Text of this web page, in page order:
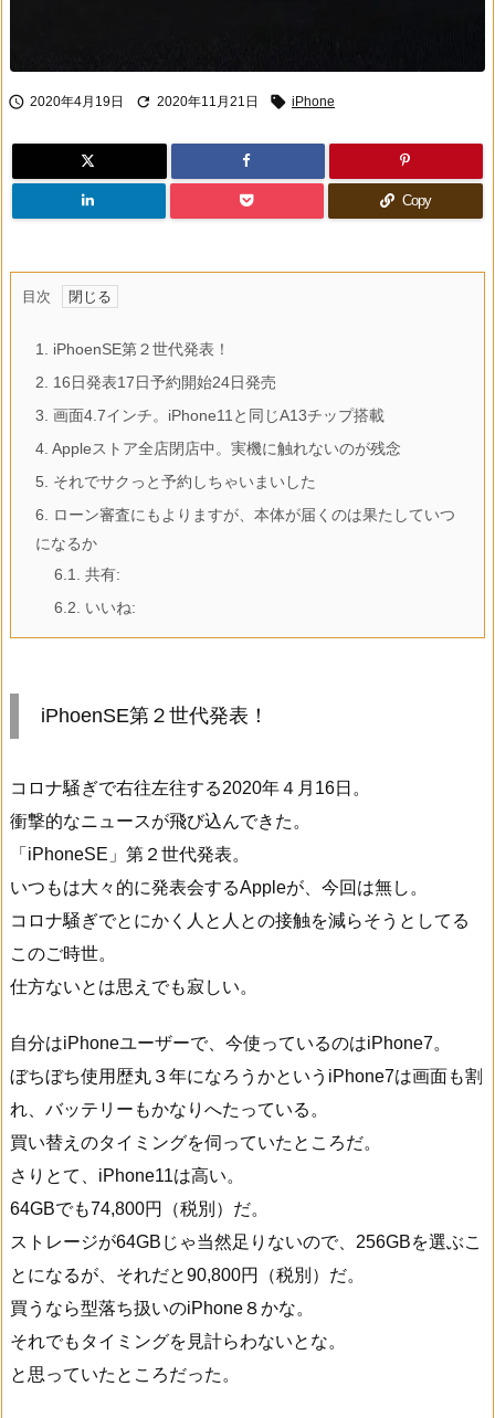
 2020年4月19日  2020年11月21日  iPhone
Copy
目次
1. iPhoenSE第２世代発表！
2. 16日発表17日予約開始24日発売
3. 画面4.7インチ。iPhone11と同じA13チップ搭載
4. Appleストア全店閉店中。実機に触れないのが残念
5. それでサクっと予約しちゃいまいした
6. ローン審査にもよりますが、本体が届くのは果たしていつ
になるか
6.1. 共有:
6.2. いいね:
iPhoenSE第２世代発表！
コロナ騒ぎで右往左往する2020年４月16日。
衝撃的なニュースが飛び込んできた。
「iPhoneSE」第２世代発表。
いつもは大々的に発表会するAppleが、今回は無し。
コロナ騒ぎでとにかく人と人との接触を減らそうとしてる
このご時世。
仕方ないとは思えでも寂しい。
自分はiPhoneユーザーで、今使っているのはiPhone7。
ぼちぼち使用歴丸３年になろうかというiPhone7は画面も割
れ、バッテリーもかなりへたっている。
買い替えのタイミングを伺っていたところだ。
さりとて、iPhone11は高い。
64GBでも74,800円（税別）だ。
ストレージが64GBじゃ当然足りないので、256GBを選ぶこ
とになるが、それだと90,800円（税別）だ。
買うなら型落ち扱いのiPhone８かな。
それでもタイミングを見計らわないとな。
と思っていたところだった。